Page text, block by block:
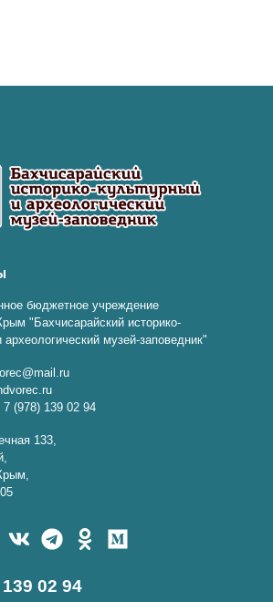
бюджетное учреждение
"Бахчисарайский историко-
археологический музей-заповедник"
7 (978) 139 02 94
133,
02 94